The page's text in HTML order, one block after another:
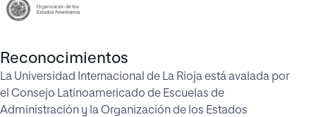
Reconocimientos
La Universidad Internacional de La Rioja está avalada por
el Consejo Latinoamericado de Escuelas de
Administración y la Organización de los Estados